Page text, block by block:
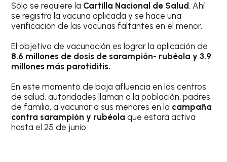
Sólo se requiere la Cartilla Nacional de Salud. Ahí
se registra la vacuna aplicada y se hace una
verificación de las vacunas faltantes en el menor.
El objetivo de vacunación es lograr la aplicación de
8.6 millones de dosis de sarampión- rubéola y 3.9
millones más parotiditis.
En este momento de baja afluencia en los centros
de salud, autoridades llaman a la población, padres
de familia, a vacunar a sus menores en la campaña
contra sarampión y rubéola que estará activa
hasta el 25 de junio.